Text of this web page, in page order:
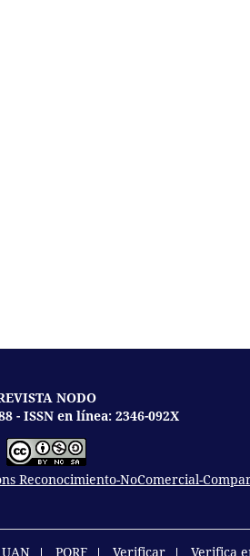
NODO
- ISSN en línea: 2346-092X
Reconocimiento-NoComercial-
PQRF Verificar Verifica